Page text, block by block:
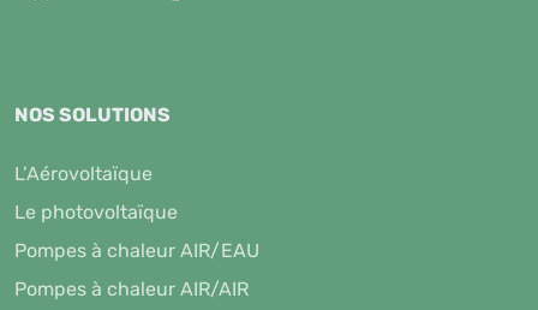
NOS SOLUTIONS
L’Aérovoltaïque
Le photovoltaïque
Pompes à chaleur AIR/EAU
Pompes à chaleur AIR/AIR